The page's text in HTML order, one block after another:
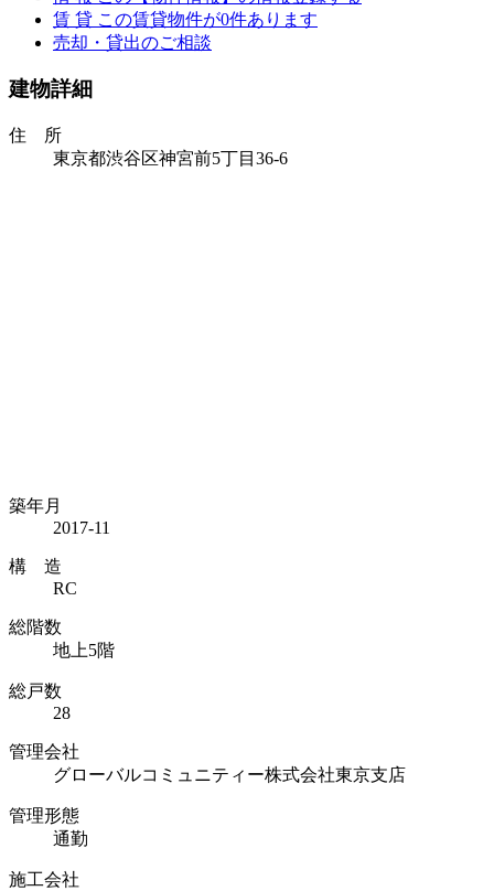
賃 貸 この賃貸物件が0件あります
売却・貸出のご相談
建物詳細
住 所
東京都渋谷区神宮前5丁目36-6
築年月
2017-11
構 造
RC
総階数
地上5階
総戸数
28
管理会社
グローバルコミュニティー株式会社東京支店
管理形態
通勤
施工会社